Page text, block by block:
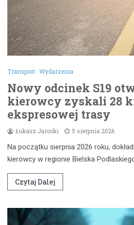
Transport Wydarzenia
Nowy odcinek S19
kierowcy zyskali 28
ekspresowej trasy
Łukasz Jarocki 5 sierpnia 2026
Na początku sierpnia 2026 roku,
kierowcy w regionie Bielska
Czytaj Dalej